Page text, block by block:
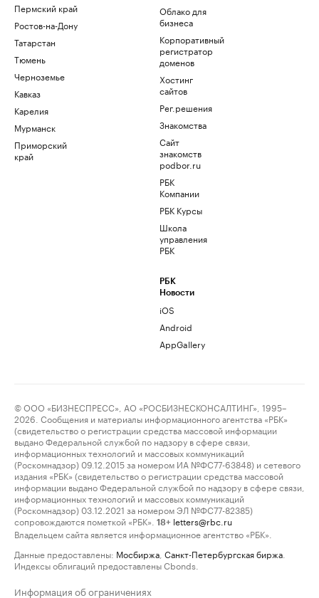
Пермский край
Ростов-на-Дону
Татарстан
Тюмень
Черноземье
Кавказ
Карелия
Мурманск
Приморский
край
Облако для
бизнеса
Корпоративный
регистратор
доменов
Хостинг
сайтов
Рег.решения
Знакомства
Сайт
знакомств
podbor.ru
РБК
Компании
РБК Курсы
Школа
управления
РБК
РБК
Новости
iOS
Android
AppGallery
© ООО «БИЗНЕСПРЕСС», АО «РОСБИЗНЕСКОНСАЛТИНГ», 1995–
2026. Сообщения и материалы информационного агентства «РБК»
(свидетельство о регистрации средства массовой информации
выдано Федеральной службой по надзору в сфере связи,
информационных технологий и массовых коммуникаций
(Роскомнадзор) 09.12.2015 за номером ИА №ФС77-63848) и сетевого
издания «РБК» (свидетельство о регистрации средства массовой
информации выдано Федеральной службой по надзору в сфере связи,
информационных технологий и массовых коммуникаций
(Роскомнадзор) 03.12.2021 за номером ЭЛ №ФС77-82385)
сопровождаются пометкой «РБК».
18+ letters@rbc.ru
Владельцем сайта является информационное агентство «РБК».
Данные предоставлены: Мосбиржа Санкт-Петербургская биржа
Индексы облигаций предоставлены Cbonds.
Информация об ограничениях